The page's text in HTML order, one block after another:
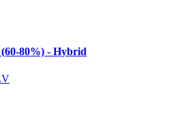
80%) - Hybrid